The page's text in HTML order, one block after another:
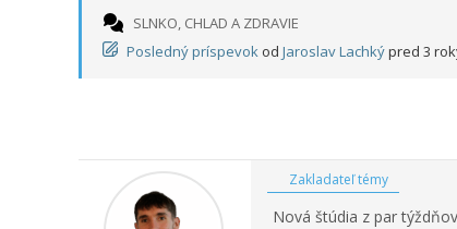
SLNKO, CHLAD A ZDRAVIE
Posledný príspevok od Jaroslav Lachkýpred 3
Zakladateľ témy
Nová štúdia z par